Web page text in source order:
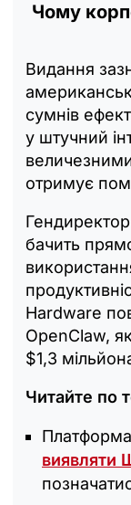
Чому
Видання
сумнів
у штучний
отримує
бачить
Hardware
OpenClaw,
$1,3
Читайте по
виявляти